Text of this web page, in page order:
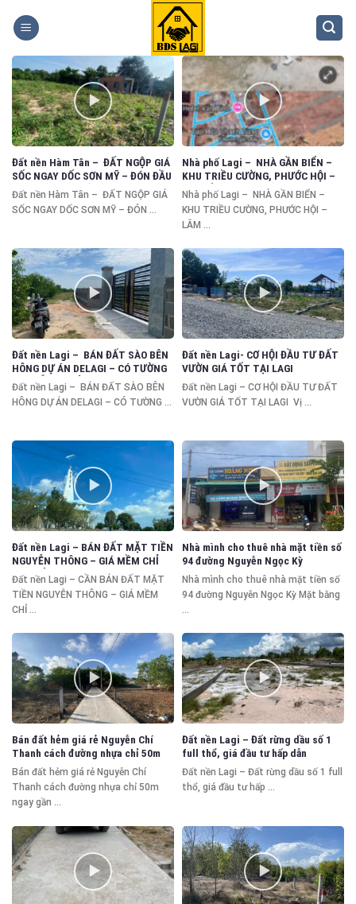
Đất nền Hàm Tân – ĐẤT NGỘP GIÁ
SỐC NGAY DỐC SƠN MỸ – ĐÓN ĐẦU
KHU CÔNG NGHIỆP
Đất nền Hàm Tân – ĐẤT NGỘP GIÁ
SỐC NGAY DỐC SƠN MỸ – ĐÓN ...
Nhà phố Lagi – NHÀ GẦN BIỂN –
KHU TRIỀU CƯỜNG, PHƯỚC HỘI –
LÂM ĐỒNG
Nhà phố Lagi – NHÀ GẦN BIỂN –
KHU TRIỀU CƯỜNG, PHƯỚC HỘI –
LÂM ...
Đất nền Lagi – BÁN ĐẤT SÀO BÊN
HÔNG DỰ ÁN DELAGI – CÓ TƯỜNG
RÀO SẴN – CHỈ 90TR/M NGANG
Đất nền Lagi – BÁN ĐẤT SÀO BÊN
HÔNG DỰ ÁN DELAGI – CÓ TƯỜNG ...
Đất nền Lagi- CƠ HỘI ĐẦU TƯ ĐẤT
VƯỜN GIÁ TỐT TẠI LAGI
Đất nền Lagi – CƠ HỘI ĐẦU TƯ ĐẤT
VƯỜN GIÁ TỐT TẠI LAGI Vị ...
Đất nền Lagi – BÁN ĐẤT MẶT TIỀN
NGUYỄN THÔNG – GIÁ MỀM CHỈ
1,25 TỶ
Đất nền Lagi – CẦN BÁN ĐẤT MẶT
TIỀN NGUYỄN THÔNG – GIÁ MỀM
CHỈ ...
Nhà mình cho thuê nhà mặt tiền số
94 đường Nguyễn Ngọc Kỳ
Nhà mình cho thuê nhà mặt tiền số
94 đường Nguyễn Ngọc Kỳ Mặt bằng
...
Bán đất hẻm giá rẻ Nguyễn Chí
Thanh cách đường nhựa chỉ 50m
Bán đất hẻm giá rẻ Nguyễn Chí
Thanh cách đường nhựa chỉ 50m
ngay gần ...
Đất nền Lagi – Đất rừng dầu số 1
full thổ, giá đầu tư hấp dẫn
Đất nền Lagi – Đất rừng dầu số 1 full
thổ, giá đầu tư hấp ...